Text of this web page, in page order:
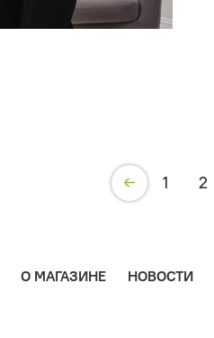
1 2
О МАГАЗИНЕ НОВОСТИ